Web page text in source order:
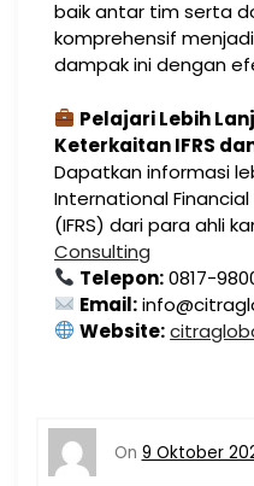
baik antar tim serta
komprehensif
dampak ini dengan
Pelajari Lebih
Keterkaitan IFRS
Dapatkan informasi
International
(IFRS) dari para ahli
Consulting
Telepon:0817-
Email:
Website:
On 9 Oktober